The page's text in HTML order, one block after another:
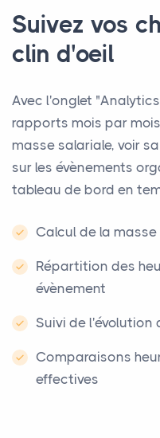
Suivez vos
clin d'oeil
Avec l'onglet
rapports mois par
masse salariale, voir
sur les évènements
tableau de bord en
Calcul de la
Répartition des
évènement
Suivi de l'évolution
Comparaisons
effectives